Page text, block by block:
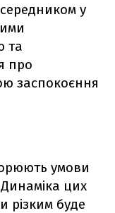
у
та
про
заспокоєння
умови
цих
різким буде